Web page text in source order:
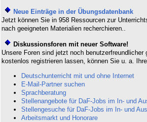
Neue Einträge in der Übungsdatenbank
Jetzt können Sie in 958 Ressourcen zur
nach geeigneten Materialien recherchieren..
Diskussionsforen mit neuer Software!
Unsere Foren sind jetzt noch
kostenlos registrieren lassen, können Sie u. a.
Deutschunterricht mit und ohne Internet
E-Mail-Partner suchen
Sprachberatung
Stellenangebote für DaF-Jobs im In- und
Stellengesuche für DaF-Jobs im In- und
Arbeitsmarkt und Honorare